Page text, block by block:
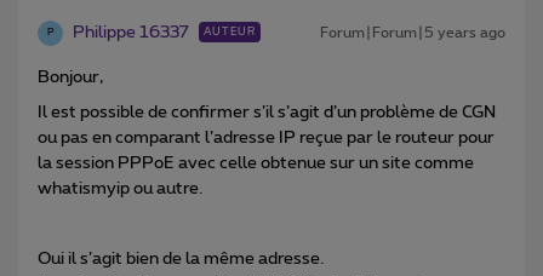
P Philippe 16337 AUTEUR Forum|Forum|5 years ago
Bonjour,
Il est possible de confirmer s’il s’agit d’un problème de CGN
ou pas en comparant l’adresse IP reçue par le routeur pour
la session PPPoE avec celle obtenue sur un site comme
whatismyip ou autre.
Oui il s’agit bien de la même adresse.